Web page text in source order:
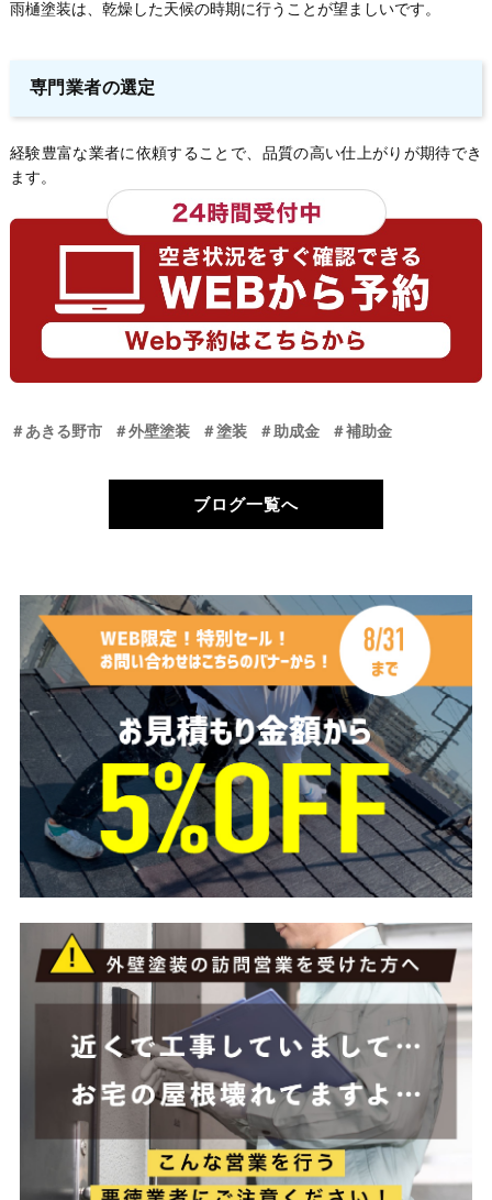
雨樋塗装は、乾燥した天候の時期に行うことが望ましいです。
専門業者の選定
経験豊富な業者に依頼することで、品質の高い仕上がりが期待でき
ます。
＃あきる野市 ＃外壁塗装 ＃塗装 ＃助成金 ＃補助金
ブログ一覧へ